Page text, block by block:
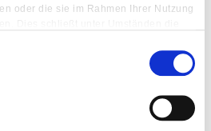
oder die sie im Rahmen Ihrer Nutzung
wird. Daher könnten diese Daten
von US-Behörden unterliegen.
können Sie jederzeit wieder über